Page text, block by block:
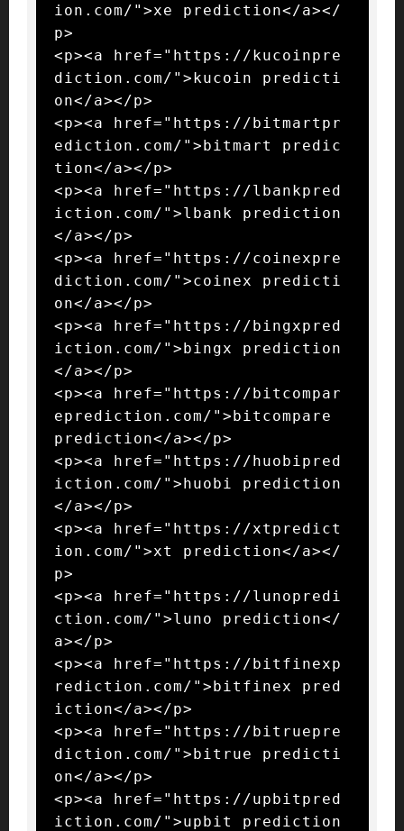
ion.com/">xe prediction</a></
p>
<p><a href="https://kucoinpre
diction.com/">kucoin predicti
on</a></p>
<p><a href="https://bitmartpr
ediction.com/">bitmart predic
tion</a></p>
<p><a href="https://lbankpred
iction.com/">lbank prediction
</a></p>
<p><a href="https://coinexpre
diction.com/">coinex predicti
on</a></p>
<p><a href="https://bingxpred
iction.com/">bingx prediction
</a></p>
<p><a href="https://bitcompar
eprediction.com/">bitcompare
prediction</a></p>
<p><a href="https://huobipred
iction.com/">huobi prediction
</a></p>
<p><a href="https://xtpredict
ion.com/">xt prediction</a></
p>
<p><a href="https://lunopredi
ction.com/">luno prediction</
a></p>
<p><a href="https://bitfinexp
rediction.com/">bitfinex pred
iction</a></p>
<p><a href="https://bitruepre
diction.com/">bitrue predicti
on</a></p>
<p><a href="https://upbitpred
iction.com/">upbit prediction